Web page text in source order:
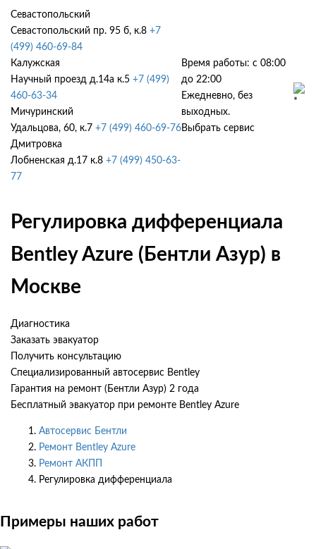
Севастопольский
Севастопольский пр. 95 б, к.8 +7
(499) 460-69-84
Калужская
Научный проезд д.14а к.5 +7 (499)
460-63-34
Мичуринский
Удальцова, 60, к.7 +7 (499) 460-69-76
Дмитровка
Лобненская д.17 к.8 +7 (499) 450-63-
77
Время работы: с 08:00
до 22:00
Ежедневно, без
выходных.
Выбрать сервис
Регулировка дифференциала
Bentley Azure (Бентли Азур) в
Москве
Диагностика
Заказать эвакуатор
Получить консультацию
Специализированный автосервис Bentley
Гарантия на ремонт (Бентли Азур) 2 года
Бесплатный эвакуатор при ремонте Bentley Azure
Автосервис Бентли
Ремонт Bentley Azure
Ремонт АКПП
Регулировка дифференциала
Примеры наших работ